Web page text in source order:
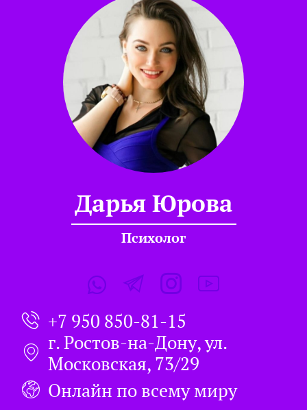
Дарья Юрова
Психолог
+7 950 850-81-15
г. Ростов-на-Дону, ул.
Московская, 73/29
Онлайн по всему миру​